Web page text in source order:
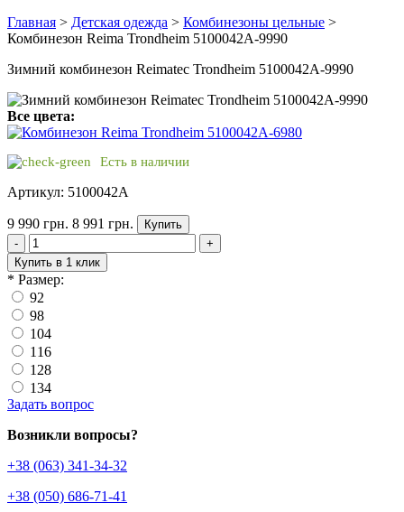
Главная > Детская одежда > Комбинезоны цельные >
Комбинезон Reima Trondheim 5100042A-9990
Зимний комбинезон Reimatec Trondheim 5100042A-9990
Все цвета:
Есть в наличии
Артикул: 5100042A
9 990 грн. 8 991 грн.
Купить
-
+
Купить в 1 клик
* Размер:
92
98
104
116
128
134
Задать вопрос
Возникли вопросы?
+38 (063) 341-34-32
+38 (050) 686-71-41